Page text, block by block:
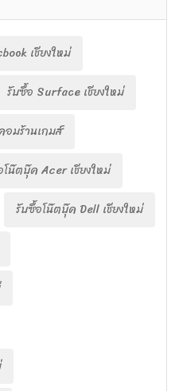
เชียงใหม่
รับซื้อ Surface เชียงใหม่
อมร้านเกมส์
น๊ตบุ๊ค Acer เชียงใหม่
รับซื้อโน๊ตบุ๊ค Dell เชียงใหม่